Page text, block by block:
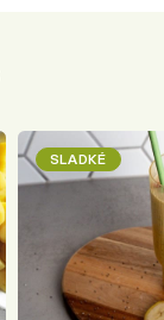
SLADKÉ